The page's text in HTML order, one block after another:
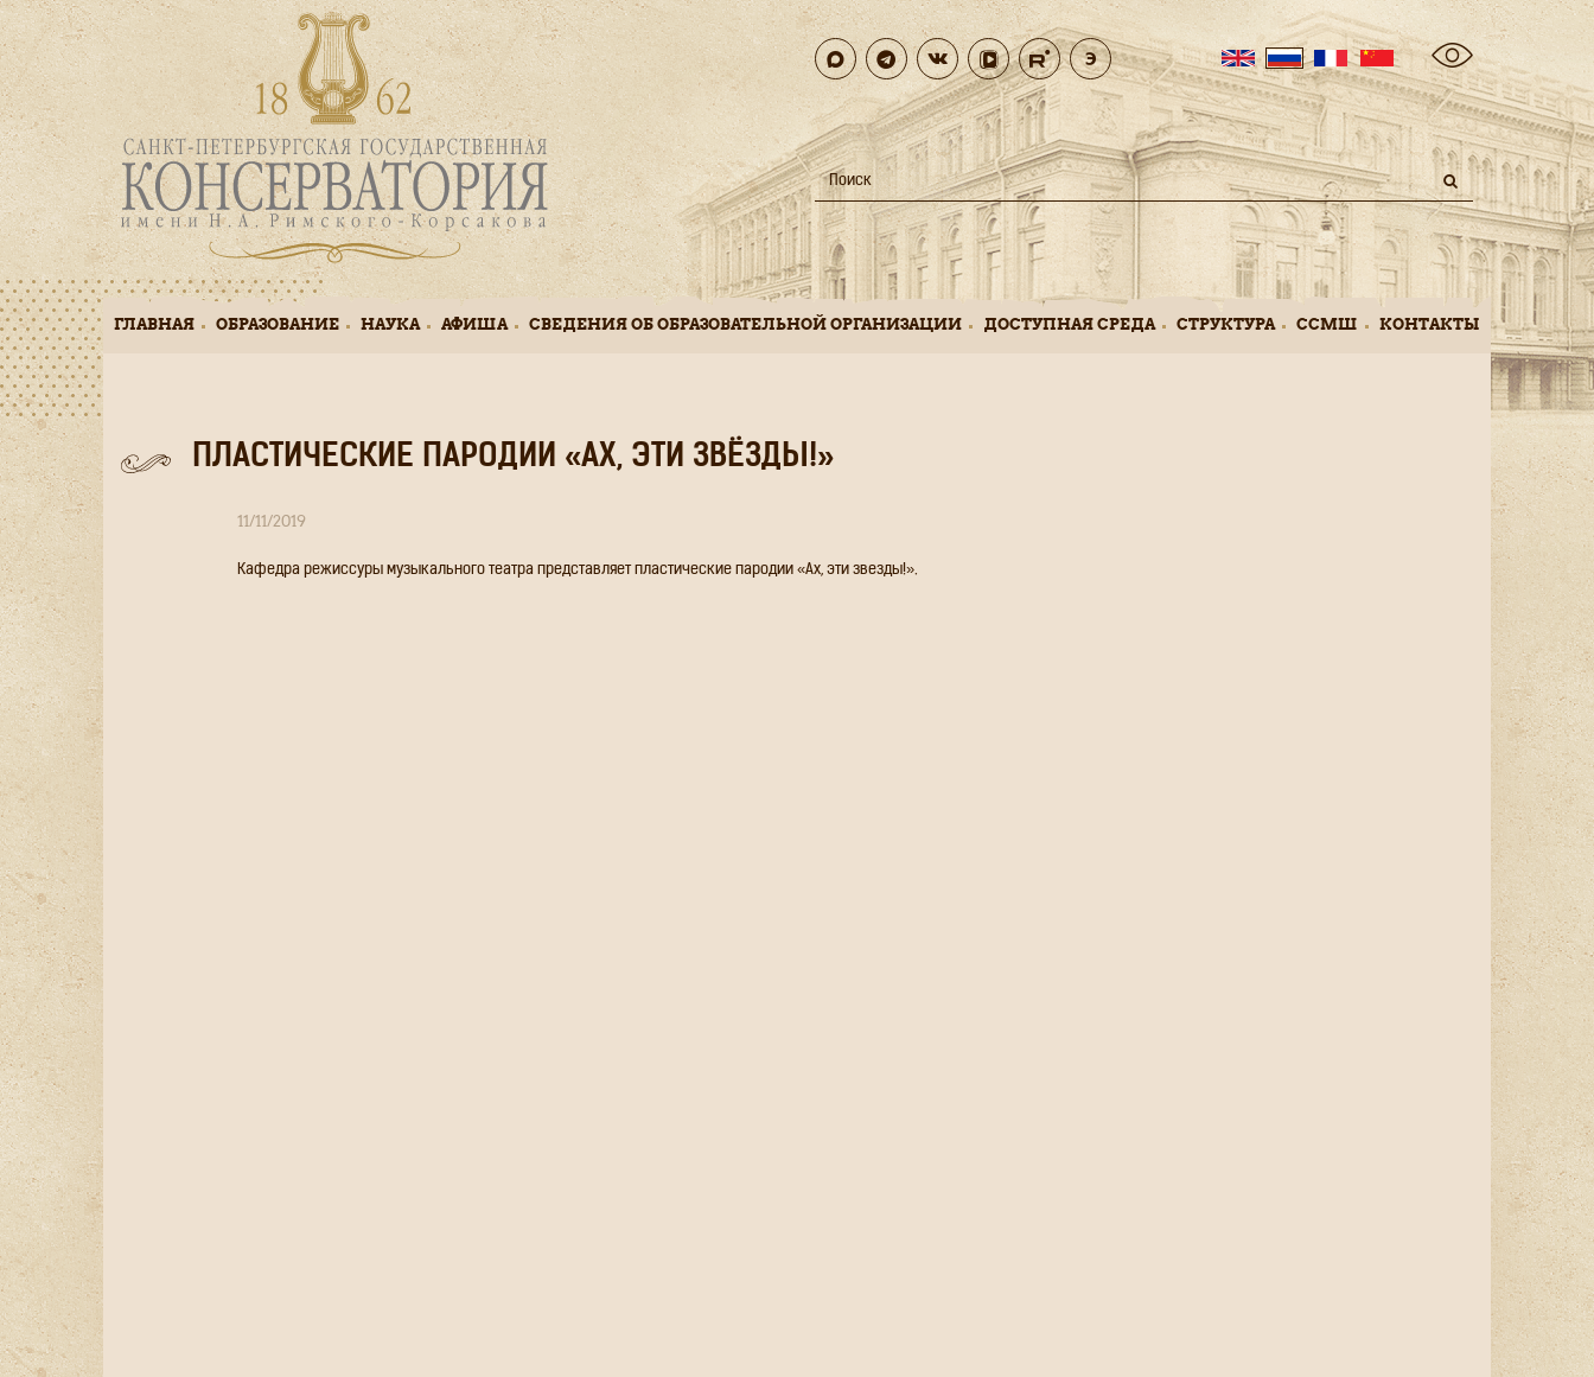
Перейти
к
основному
содержанию
Search
Поиск Поиск
Main
ГЛАВНАЯ ОБРАЗОВАНИЕ НАУКА АФИША СВЕДЕНИЯ ОБ ОБРАЗОВАТЕЛЬНОЙ ОРГАНИЗАЦИИ ДОСТУПНАЯ СРЕДА СТРУКТУРА ССМШ КОНТAКТЫ
ПЛАСТИЧЕСКИЕ ПАРОДИИ «АХ, ЭТИ ЗВЁЗДЫ!»
11/11/2019
Кафедра режиссуры музыкального театра представляет пластические пародии «Ах, эти звезды!».